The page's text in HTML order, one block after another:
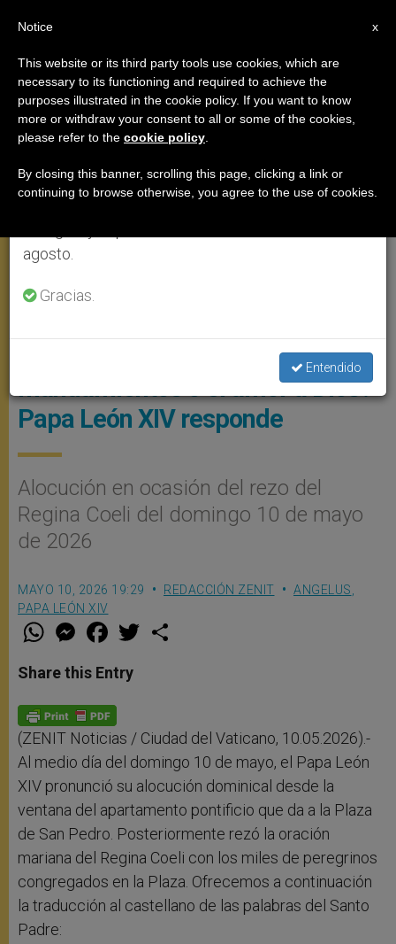
ANGELUS ,PAPA LEÓN XIV
El Papa León XIV Pronunció Su Alocución Dominical Desde La
mandamientos o el amor a Dios?
Papa León XIV responde
Alocución en ocasión del rezo del
Regina Coeli del domingo 10 de mayo
de 2026
MAYO 10, 2026 19:29 REDACCIÓN ZENIT ANGELUS
PAPA LEÓN XIV
W
t
s
p
p
M
e
s
e
g
e
r
F
a
e
b
o
k
w
Share this Entry
(ZENIT Noticias / Ciudad del Vaticano, 10.05.2026).-
Al medio día del domingo 10 de mayo, el Papa León
XIV pronunció su alocución dominical desde la
ventana del apartamento pontificio que da a la Plaza
de San Pedro. Posteriormente rezó la oración
mariana del Regina Coeli con los miles de peregrinos
congregados en la Plaza. Ofrecemos a continuación
la traducción al castellano de las palabras del Santo
Padre:
×
Aviso importante
Del 27 de julio al 7 de agosto haremos la pausa
anual, aprovechando que en el periodo de verano
se generan menos informaciones y también el
agosto.
Gracias.
Entendido
x
Notice
This website or its third party tools use cookies, which are
necessary to its functioning and required to achieve the
purposes illustrated in the cookie policy. If you want to know
more or withdraw your consent to all or some of the cookies,
please refer to the cookie policy
By closing this banner, scrolling this page, clicking a link or
continuing to browse otherwise, you agree to the use of cookies.